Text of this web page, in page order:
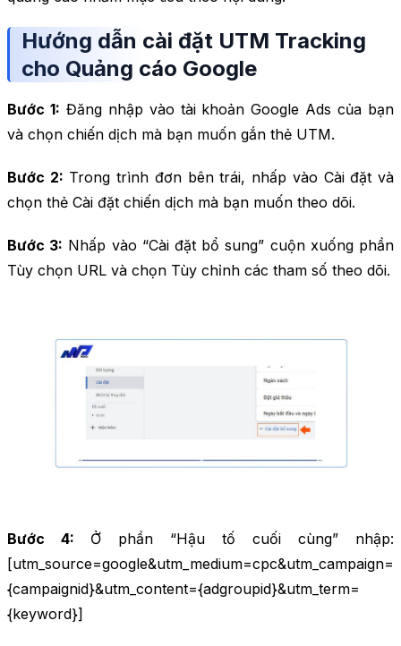
Hướng dẫn cài đặt UTM Tracking
cho Quảng cáo Google
Bước 1: Đăng nhập vào tài khoản Google Ads của bạn
và chọn chiến dịch mà bạn muốn gắn thẻ UTM.
Bước 2: Trong trình đơn bên trái, nhấp vào Cài đặt và
chọn thẻ Cài đặt chiến dịch mà bạn muốn theo dõi.
Bước 3: Nhấp vào “Cài đặt bổ sung” cuộn xuống phần
Tùy chọn URL và chọn Tùy chỉnh các tham số theo dõi.
Bước 4: Ở phần “Hậu tố cuối cùng” nhập:
[utm_source=google&utm_medium=cpc&utm_campaign=
{campaignid}&utm_content={adgroupid}&utm_term=
{keyword}]